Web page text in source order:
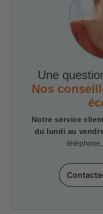
Une
Nos
Notre service
du lundi au